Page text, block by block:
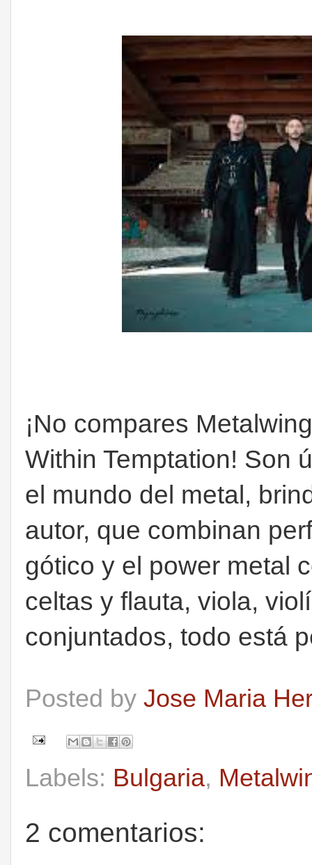
¡No compares
Within Temptation! Son
el mundo del metal,
autor, que combinan
gótico y el power metal
celtas y flauta, viola,
conjuntados, todo está
Posted by Jose Maria
Labels: Bulgaria,
2 comentarios: